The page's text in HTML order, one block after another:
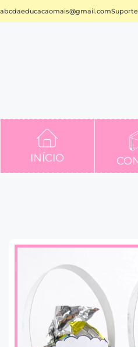
abcdaeducacaomais@gmail.com
INÍCIO